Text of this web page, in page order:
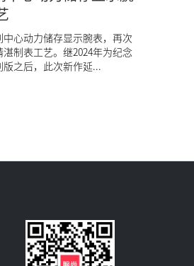
心动力储存显示腕表，再次
制表工艺。继2024年为纪念
之后，此次新作延...